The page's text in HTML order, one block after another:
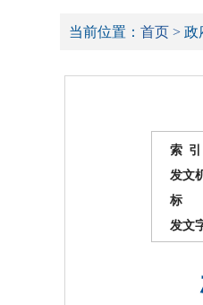
当前位置： 首页 > 政
索
发文
标
发文